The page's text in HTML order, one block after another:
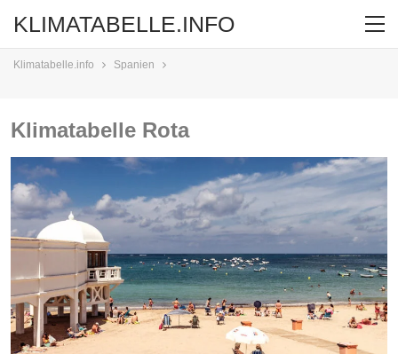
KLIMATABELLE.INFO
Klimatabelle.info Spanien
Klimatabelle Rota